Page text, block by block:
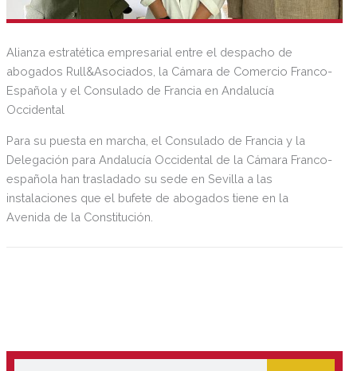
Alianza estratética empresarial entre el despacho de
abogados Rull&Asociados, la Cámara de Comercio Franco-
Española y el Consulado de Francia en Andalucía
Occidental
Para su puesta en marcha, el Consulado de Francia y la
Delegación para Andalucía Occidental de la Cámara Franco-
española han trasladado su sede en Sevilla a las
instalaciones que el bufete de abogados tiene en la
Avenida de la Constitución.